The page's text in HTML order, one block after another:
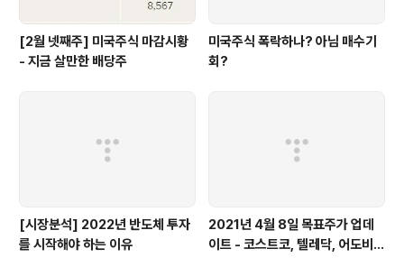
[2월 넷째주] 미국주식 마감시황
- 지금 살만한 배당주
미국주식 폭락하나? 아님 매수기
회?
[시장분석] 2022년 반도체 투자
를 시작해야 하는 이유
2021년 4월 8일 목표주가 업데
이트 - 코스트코, 텔레닥, 어도비,